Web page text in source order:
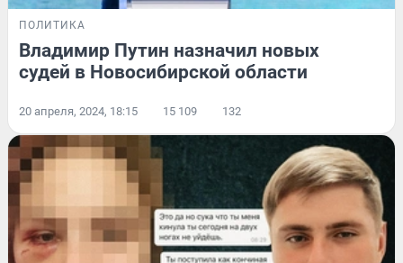
ПОЛИТИКА
Владимир Путин назначил новых
судей в Новосибирской области
20 апреля, 2024, 18:15 15 109 132